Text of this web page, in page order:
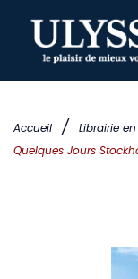
Accueil / Librairie
Quelques Jours